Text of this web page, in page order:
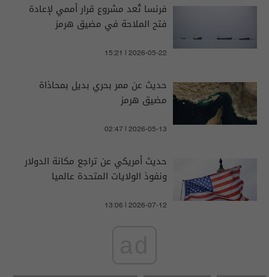
فرنسا تُعد مشروع قرار أممي لإعادة
فتح الملاحة في مضيق هرمز
15:21 | 2026-05-22
حديث عن ممر بحري بديل بمحاذاة
مضيق هرمز
02:47 | 2026-05-13
حديث أمريكي عن تراجع مكانة الدولار
ونفوذ الولايات المتحدة عالميا
13:06 | 2026-07-12